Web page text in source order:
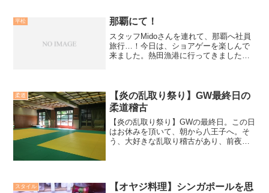
島でGTを3日間狙い、ジャカルタに移
り、トーマンも狙って...
平松 那覇にて！
スタッフMidoさんを連れて、那覇へ社員
旅行…！今日は、ショアゲーを楽しんで
来ました。熱田漁港に行ってきました
ム。ひとり、ノンビリ...
柔道
【炎の乱取り祭り】GW最終日の
柔道稽古
【炎の乱取り祭り】GWの最終日。この日
はお休みを頂いて、朝から八王子へ。そ
う、大好きな乱取り稽古があり、前夜の
ので参加出来なかったの...
スタイル
【オヤジ料理】シンガポールを思